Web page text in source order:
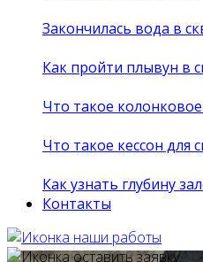
Закончилась вода в
Как пройти плывун в
Что такое
Что такое кессон для
Как узнать глубину
Контакты